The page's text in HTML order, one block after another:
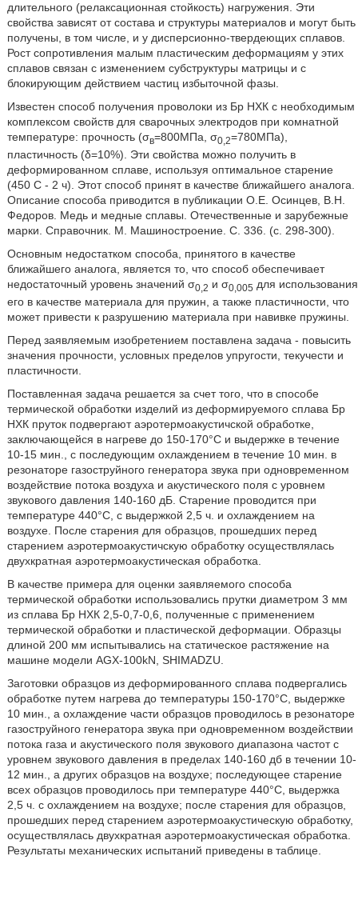
длительного (релаксационная стойкость) нагружения. Эти
свойства зависят от состава и структуры материалов и могут быть
получены, в том числе, и у дисперсионно-твердеющих сплавов.
Рост сопротивления малым пластическим деформациям у этих
сплавов связан с изменением субструктуры матрицы и с
блокирующим действием частиц избыточной фазы.
Известен способ получения проволоки из Бр НХК с необходимым
комплексом свойств для сварочных электродов при комнатной
температуре: прочность (σв=800МПа, σ0,2=780МПа),
пластичность (δ=10%). Эти свойства можно получить в
деформированном сплаве, используя оптимальное старение
(450 С - 2 ч). Этот способ принят в качестве ближайшего аналога.
Описание способа приводится в публикации О.Е. Осинцев, В.Н.
Федоров. Медь и медные сплавы. Отечественные и зарубежные
марки. Справочник. М. Машиностроение. С. 336. (с. 298-300).
Основным недостатком способа, принятого в качестве
ближайшего аналога, является то, что способ обеспечивает
недостаточный уровень значений σ0,2 и σ0,005 для использования
его в качестве материала для пружин, а также пластичности, что
может привести к разрушению материала при навивке пружины.
Перед заявляемым изобретением поставлена задача - повысить
значения прочности, условных пределов упругости, текучести и
пластичности.
Поставленная задача решается за счет того, что в способе
термической обработки изделий из деформируемого сплава Бр
НХК пруток подвергают аэротермоакустичской обработке,
заключающейся в нагреве до 150-170°С и выдержке в течение
10-15 мин., с последующим охлаждением в течение 10 мин. в
резонаторе газоструйного генератора звука при одновременном
воздействие потока воздуха и акустического поля с уровнем
звукового давления 140-160 дБ. Старение проводится при
температуре 440°С, с выдержкой 2,5 ч. и охлаждением на
воздухе. После старения для образцов, прошедших перед
старением аэротермоакустичскую обработку осуществлялась
двухкратная аэротермоакустическая обработка.
В качестве примера для оценки заявляемого способа
термической обработки использовались прутки диаметром 3 мм
из сплава Бр НХК 2,5-0,7-0,6, полученные с применением
термической обработки и пластической деформации. Образцы
длиной 200 мм испытывались на статическое растяжение на
машине модели AGX-100kN, SHIMADZU.
Заготовки образцов из деформированного сплава подвергались
обработке путем нагрева до температуры 150-170°С, выдержке
10 мин., а охлаждение части образцов проводилось в резонаторе
газоструйного генератора звука при одновременном воздействии
потока газа и акустического поля звукового диапазона частот с
уровнем звукового давления в пределах 140-160 дб в течении 10-
12 мин., а других образцов на воздухе; последующее старение
всех образцов проводилось при температуре 440°С, выдержка
2,5 ч. с охлаждением на воздухе; после старения для образцов,
прошедших перед старением аэротермоакустическую обработку,
осуществлялась двухкратная аэротермоакустическая обработка.
Результаты механических испытаний приведены в таблице.